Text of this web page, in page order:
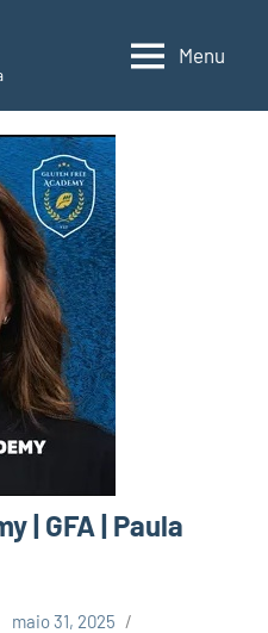
Menu
| GFA | Paula
maio 31, 2025